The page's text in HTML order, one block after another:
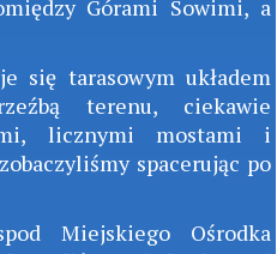
Górami Sowimi, a
się tarasowym układem
terenu, ciekawie
licznymi mostami i
spacerując po
Miejskiego Ośrodka